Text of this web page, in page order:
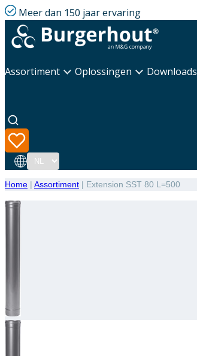
Meer dan 150 jaar ervaring
Assortiment Oplossingen Downloads
Taal
Home | Assortiment | Extension SST 80 L=500